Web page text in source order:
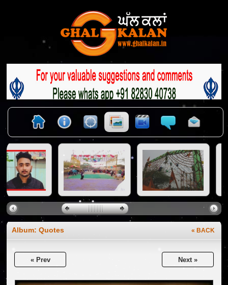
« BACK
Album:Quotes
« Prev Next »